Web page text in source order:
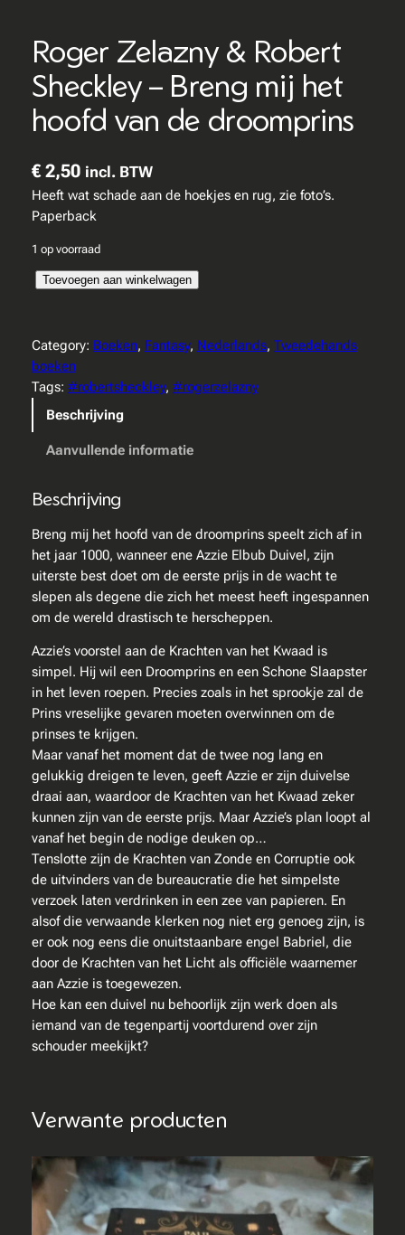
Roger Zelazny & Robert
Sheckley – Breng mij het
hoofd van de droomprins
€2,50 incl. BTW
Heeft wat schade aan de hoekjes en rug, zie foto’s.
Paperback
1 op voorraad
e
r
Z
y
&
R
o
b
e
t
S
h
e
c
k
l
e
y
–
B
r
e
n
g
m
i
j
h
e
o
o
f
d
v
Toevoegen aan winkelwagen
Category: Boeken, Fantasy, Nederlands, Tweedehands
boeken
Tags: #robertsheckley, #rogerzelazny
Beschrijving
Aanvullende informatie
Beschrijving
Breng mij het hoofd van de droomprinsspeelt zich af in
het jaar 1000, wanneer ene Azzie Elbub Duivel, zijn
uiterste best doet om de eerste prijs in de wacht te
slepen als degene die zich het meest heeft ingespannen
om de wereld drastisch te herscheppen.
Azzie’s voorstel aan de Krachten van het Kwaad is
simpel. Hij wil een Droomprins en een Schone Slaapster
in het leven roepen. Precies zoals in het sprookje zal de
Prins vreselijke gevaren moeten overwinnen om de
prinses te krijgen.
Maar vanaf het moment dat de twee nog lang en
gelukkig dreigen te leven, geeft Azzie er zijn duivelse
draai aan, waardoor de Krachten van het Kwaad zeker
kunnen zijn van de eerste prijs. Maar Azzie’s plan loopt al
vanaf het begin de nodige deuken op…
Tenslotte zijn de Krachten van Zonde en Corruptie ook
de uitvinders van de bureaucratie die het simpelste
verzoek laten verdrinken in een zee van papieren. En
alsof die verwaande klerken nog niet erg genoeg zijn, is
er ook nog eens die onuitstaanbare engel Babriel, die
door de Krachten van het Licht als officiële waarnemer
aan Azzie is toegewezen.
Hoe kan een duivel nu behoorlijk zijn werk doen als
iemand van de tegenpartij voortdurend over zijn
schouder meekijkt?
Verwante producten